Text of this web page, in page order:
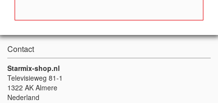
Contact
Starmix-shop.nl
Televisieweg 81-1
1322 AK Almere
Nederland